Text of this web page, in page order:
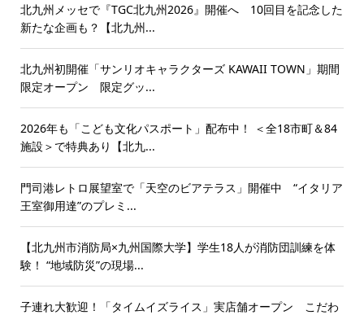
北九州メッセで『TGC北九州2026』開催へ 10回目を記念した
新たな企画も？【北九州...
北九州初開催「サンリオキャラクターズ KAWAII TOWN」期間
限定オープン 限定グッ...
2026年も「こども文化パスポート」配布中！ ＜全18市町＆84
施設＞で特典あり【北九...
門司港レトロ展望室で「天空のビアテラス」開催中 “イタリア
王室御用達”のプレミ...
【北九州市消防局×九州国際大学】学生18人が消防団訓練を体
験！ “地域防災”の現場...
子連れ大歓迎！「タイムイズライス」実店舗オープン こだわ